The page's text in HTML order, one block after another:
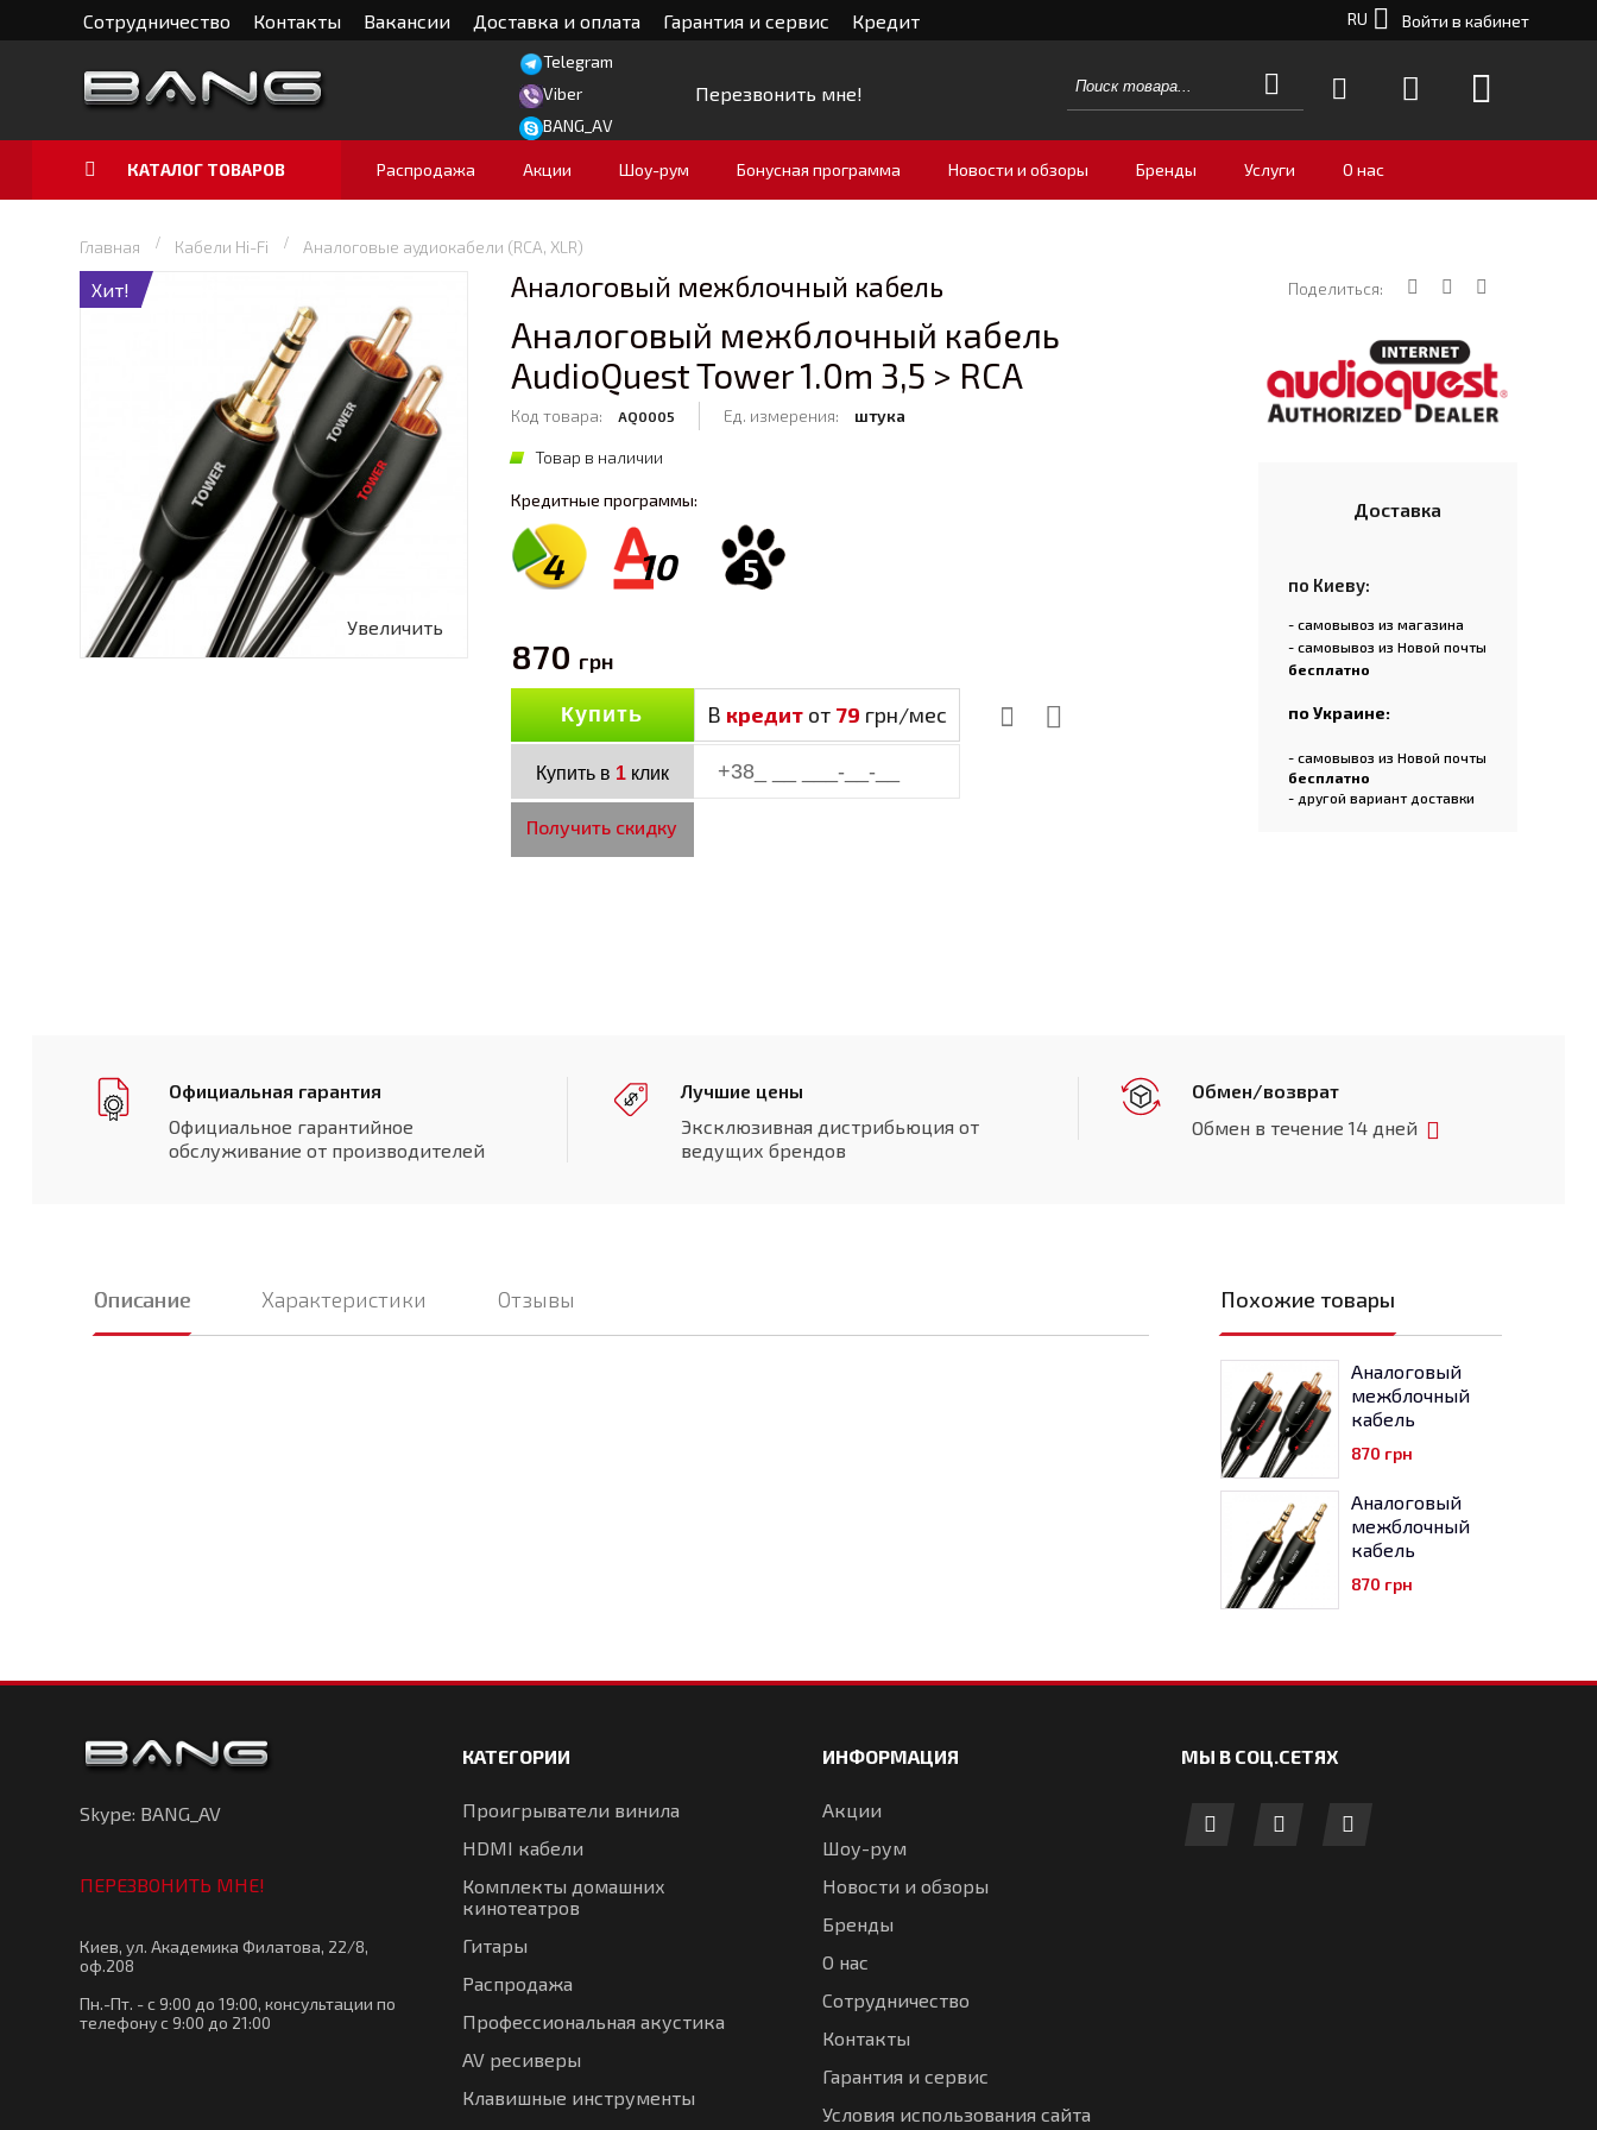
Сотрудничество Контакты Вакансии Доставка и оплата Гарантия и сервис Кредит Войти в кабинет
RU
Telegram
Viber
BANG_AV
Перезвонить мне!
КАТАЛОГ ТОВАРОВ Распродажа Акции Шоу-рум Бонусная программа Новости и обзоры Бренды Услуги О нас
Главная Кабели Hi-Fi Аналоговые аудиокабели (RCA, XLR)
Хит!
Увеличить
Аналоговый межблочный кабель
Аналоговый межблочный кабель
AudioQuest Tower 1.0m 3,5 > RCA
Код товара: AQ0005 Ед. измерения: штука
Товар в наличии
Кредитные программы:
4 10 5
870 грн
Купить В кредитот 79 грн/мес
Купить в 1клик
Получить скидку
Поделиться:
Доставка
по Киеву:
- самовывоз из магазина
- самовывоз из Новой почты
бесплатно
по Украине:
- самовывоз из Новой почты
бесплатно
- другой вариант доставки
Официальная гарантия
Официальное гарантийное
обслуживание от производителей
Лучшие цены
Эксклюзивная дистрибьюция от
ведущих брендов
Обмен/возврат
Обмен в течение 14 дней
Описание Характеристики Отзывы Похожие товары
Аналоговый
межблочный
кабель
...
870 грн
Аналоговый
межблочный
кабель
...
870 грн
Skype: BANG_AV
ПЕРЕЗВОНИТЬ МНЕ!
Киев, ул. Академика Филатова, 22/8,
оф.208
Пн.-Пт. - с 9:00 до 19:00, консультации по
телефону с 9:00 до 21:00
КАТЕГОРИИ
Проигрыватели винила
HDMI кабели
Комплекты домашних
кинотеатров
Гитары
Распродажа
Профессиональная акустика
AV ресиверы
Клавишные инструменты
ИНФОРМАЦИЯ
Акции
Шоу-рум
Новости и обзоры
Бренды
О нас
Сотрудничество
Контакты
Гарантия и сервис
Условия использования сайта
МЫ В СОЦ.СЕТЯХ